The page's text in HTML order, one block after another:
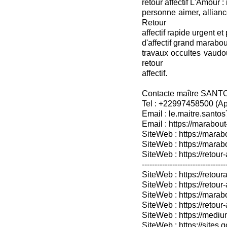
retour affectif L'Amour
personne aimer,
Retour
affectif rapide urgent et
d'affectif grand
travaux occultes
retour
affectif.
Contacte maître
Tel : +22997458500
Email :
Email : https://
SiteWeb : https://
SiteWeb : https://
SiteWeb : https://
SiteWeb : https://
SiteWeb : https://
SiteWeb : https://
SiteWeb : https://
SiteWeb : https://
SiteWeb : https://